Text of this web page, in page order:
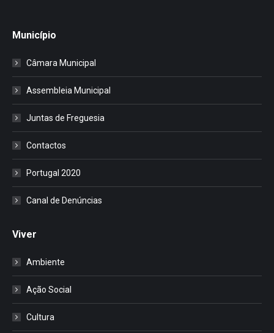
Município
Câmara Municipal
Assembleia Municipal
Juntas de Freguesia
Contactos
Portugal 2020
Canal de Denúncias
Viver
Ambiente
Ação Social
Cultura